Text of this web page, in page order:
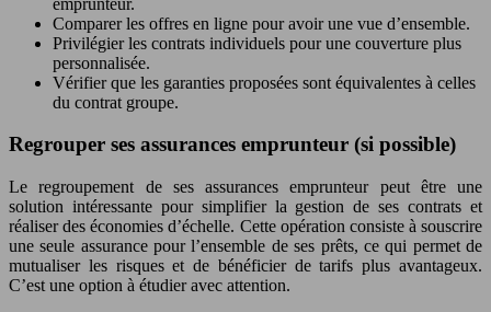
Comparer les offres en ligne pour avoir une vue d’ensemble.
Privilégier les contrats individuels pour une couverture plus
personnalisée.
Vérifier que les garanties proposées sont équivalentes à celles
du contrat groupe.
Regrouper ses assurances emprunteur (si possible)
Le regroupement de ses assurances emprunteur peut être une
solution intéressante pour simplifier la gestion de ses contrats et
réaliser des économies d’échelle. Cette opération consiste à souscrire
une seule assurance pour l’ensemble de ses prêts, ce qui permet de
mutualiser les risques et de bénéficier de tarifs plus avantageux.
C’est une option à étudier avec attention.